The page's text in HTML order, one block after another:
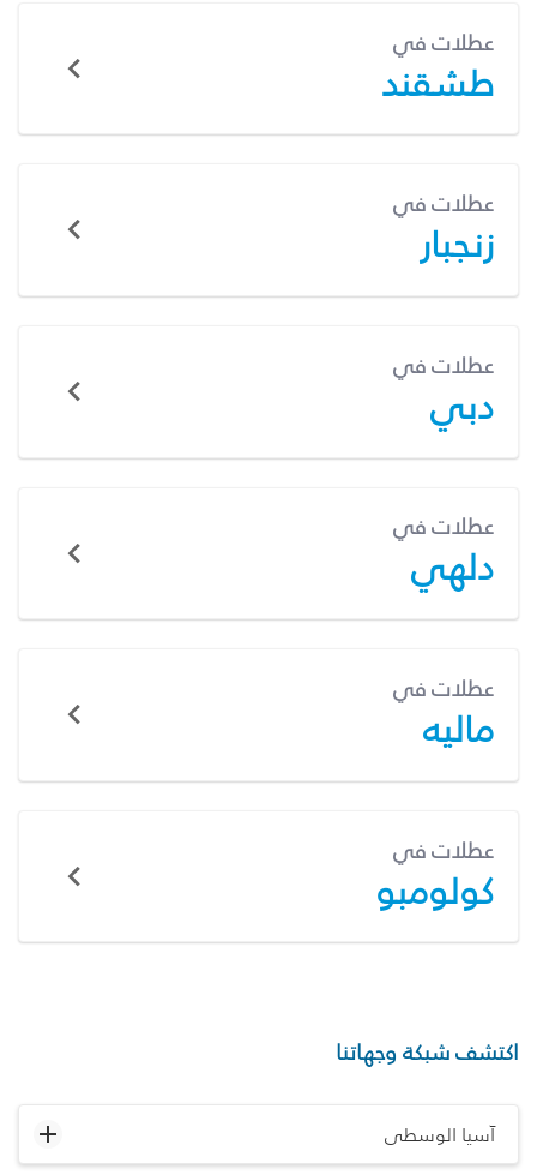
عطلات في
طشقند
عطلات في
زنجبار
عطلات في
دبي
عطلات في
دلهي
عطلات في
ماليه
عطلات في
كولومبو
اكتشف شبكة وجهاتنا
آسيا الوسطى